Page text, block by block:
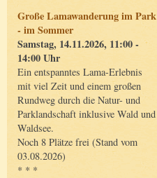
Große Lamawanderung im Park
- im Sommer
Samstag, 14.11.2026, 11:00 -
14:00 Uhr
Ein entspanntes Lama-Erlebnis
mit viel Zeit und einem großen
Rundweg durch die Natur- und
Parklandschaft inklusive Wald und
Waldsee.
Noch 8 Plätze frei (Stand vom
03.08.2026)
* * *